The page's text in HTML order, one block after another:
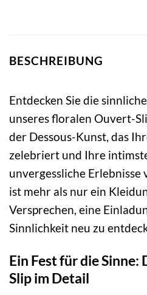
BESCHREIBUNG
Entdecken Sie die
unseres floralen Ouvert-
der Dessous-Kunst, das
zelebriert und Ihre
unvergessliche Erlebnisse
ist mehr als nur ein
Versprechen, eine
Sinnlichkeit neu zu
Ein Fest für die
Slip im Detail